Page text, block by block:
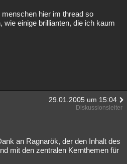
hier im thread so
wie einige brillianten, die ich kaum
29.01.2005 um 15:04
Diskussionsleiter
an Ragnarök, der den Inhalt des
mit den zentralen Kernthemen für